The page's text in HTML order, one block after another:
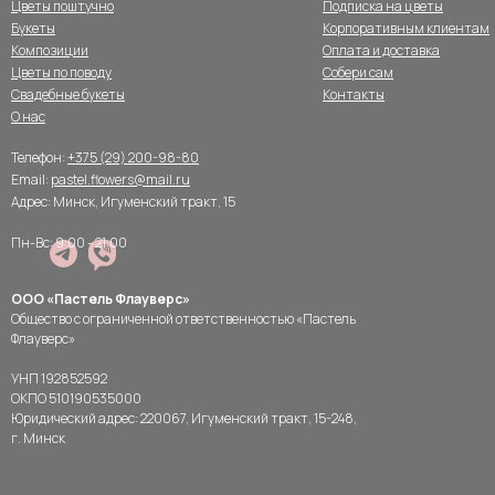
ООО «Пастель Флауверс»
Общество с ограниченной ответственностью «Пастель
Флауверс»
УНП 192852592
ОКПО 510190535000
Юридический адрес: 220067, Игуменский тракт, 15-248,
г. Минск
Телефон:+375 (29) 200-98-80
Email: pastel.flowers@mail.ru
Цветы поштучно
Адрес: Минск, Игуменский тракт, 15
Букеты
Композиции
Цветы по поводу
Пн-Вс: 9:00 - 21:00
Свадебные букеты
О нас
Подписка на цветы
Корпоративным клиентам
Оплата и доставка
Собери сам
Контакты